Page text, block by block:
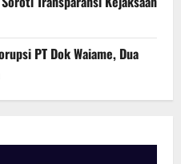
PT Dok Waiame, Dua